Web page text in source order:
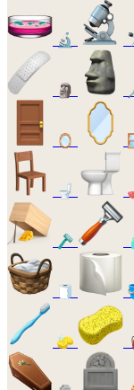
🔬
🗿
🪞
🚽
🪒
🧻
🧽